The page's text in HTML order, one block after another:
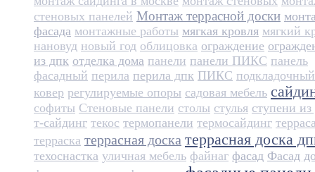
стеновых панелей Монтаж террасной доски
фасада монтажные работы мягкая кровля мягкий
нановуд новый год облицовка ограждение
из дпк отделка дома панели панели ПИКС панель
фасадный перила перила дпк ПИКС подкладочный
ковер регулируемые опоры садовая мебель
софиты Стеновые панели столы стулья ступени
т-сайдинг текос термопанели термосайдинг
терраска террасная доска террасная доска
техоснастка уличная мебель файнаг фасад Фасад